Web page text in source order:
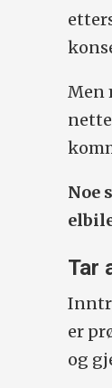
Men
Noe
Tar
er
og